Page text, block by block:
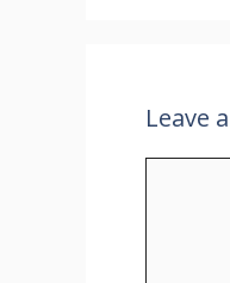
Leave